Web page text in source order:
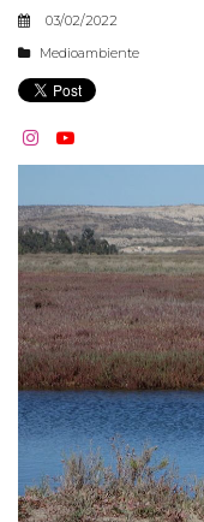
03/02/2022
Medioambiente
 